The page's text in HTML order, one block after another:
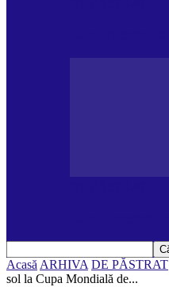
Acasă ARHIVA DE PĂSTRAT
sol la Cupa Mondială de...